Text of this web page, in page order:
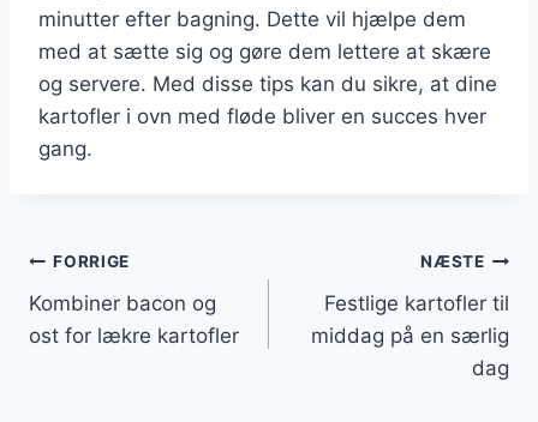
minutter efter bagning. Dette vil hjælpe dem
med at sætte sig og gøre dem lettere at skære
og servere. Med disse tips kan du sikre, at dine
kartofler i ovn med fløde bliver en succes hver
gang.
Indlægsnavigation
FORRIGE
Kombiner bacon og
ost for lækre kartofler
NÆSTE
Festlige kartofler til
middag på en særlig
dag